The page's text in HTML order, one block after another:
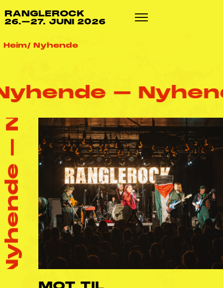
RANGLEROCK
26.–27. JUNI 2026
Heim Nyhende
Nyhende –
–